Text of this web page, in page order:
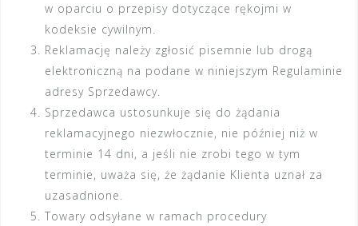
w oparciu o przepisy dotyczące rękojmi w
kodeksie cywilnym.
Reklamację należy zgłosić pisemnie lub drogą
elektroniczną na podane w niniejszym Regulaminie
adresy Sprzedawcy.
Sprzedawca ustosunkuje się do żądania
reklamacyjnego niezwłocznie, nie później niż w
terminie 14 dni, a jeśli nie zrobi tego w tym
terminie, uważa się, że żądanie Klienta uznał za
uzasadnione.
Towary odsyłane w ramach procedury